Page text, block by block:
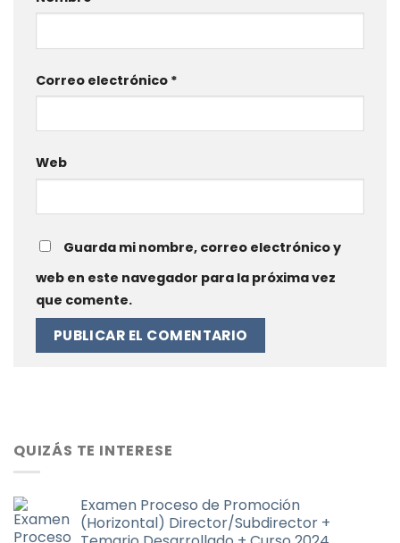
Correo electrónico *
Web
Guarda mi nombre, correo electrónico y
web en este navegador para la próxima vez
que comente.
QUIZÁS TE INTERESE
Examen Proceso de Promoción
(Horizontal) Director/Subdirector +